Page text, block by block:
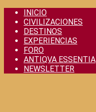
Skip
content
INICIO
CIVILIZACIONES
DESTINOS
EXPERIENCIAS
FORO
ANTIQVA ESSENTIA
NEWSLETTER